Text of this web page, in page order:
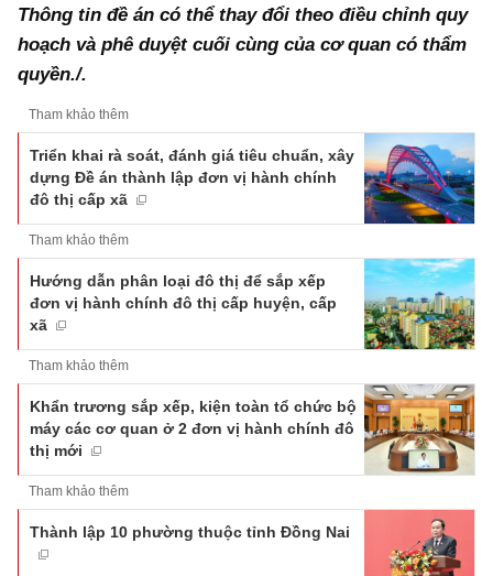
Thông tin đề án có thể thay đổi theo điều chỉnh quy
hoạch và phê duyệt cuối cùng của cơ quan có thẩm
quyền./.
Tham khảo thêm
Triển khai rà soát, đánh giá tiêu chuẩn, xây
dựng Đề án thành lập đơn vị hành chính
đô thị cấp xã
Tham khảo thêm
Hướng dẫn phân loại đô thị để sắp xếp
đơn vị hành chính đô thị cấp huyện, cấp
xã
Tham khảo thêm
Khẩn trương sắp xếp, kiện toàn tổ chức bộ
máy các cơ quan ở 2 đơn vị hành chính đô
thị mới
Tham khảo thêm
Thành lập 10 phường thuộc tỉnh Đồng Nai